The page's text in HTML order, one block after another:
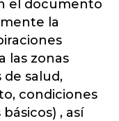
el documento
la
las zonas
de salud,
condiciones
, así